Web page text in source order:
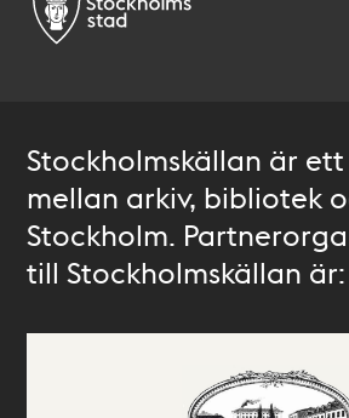
Stockholmskällan är
mellan arkiv, bibliotek
Stockholm.
till Stockholmskällan är: